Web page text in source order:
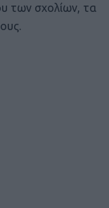
των σχολίων, τα